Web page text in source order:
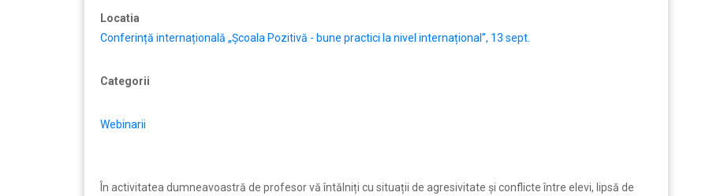
Locatia
Conferință internațională „Școala Pozitivă - bune practici la nivel internațional”, 13 sept.
Categorii
Webinarii
În activitatea dumneavoastră de profesor vă întălniți cu situații de agresivitate și conflicte între elevi, lipsă de